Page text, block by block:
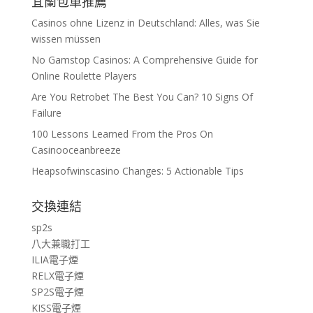
Casinos ohne Lizenz in Deutschland: Alles, was Sie
wissen müssen
No Gamstop Casinos: A Comprehensive Guide for
Online Roulette Players
Are You Retrobet The Best You Can? 10 Signs Of
Failure
100 Lessons Learned From the Pros On
Casinooceanbreeze
Heapsofwinscasino Changes: 5 Actionable Tips
交換連結
sp2s
八大兼職打工
ILIA電子煙
RELX電子煙
SP2S電子煙
KISS電子煙